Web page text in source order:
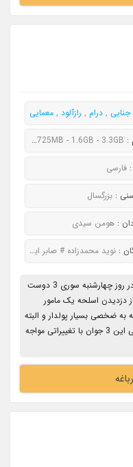
جنایی , درام , رازآلود , معمایی
:
300MB - 695MB - 725MB - 1.6GB - 3.3GB
فارسی
: بزرگسال
: هومن سیدی
: نوید محمدزاده # صابر ابر # سحر دولتشاهی # فرشته حسینی
داستان سریال از جایی آغاز میشود که در روز چهارشنبه سوری 3 دوست
دزدیدن اسلحه یک مامور
ضخصی بسیار پولدار و البته
مرموز تبدیل شده را میربایند. حالا زندگی این 3 جوان با تغییراتی مواجه